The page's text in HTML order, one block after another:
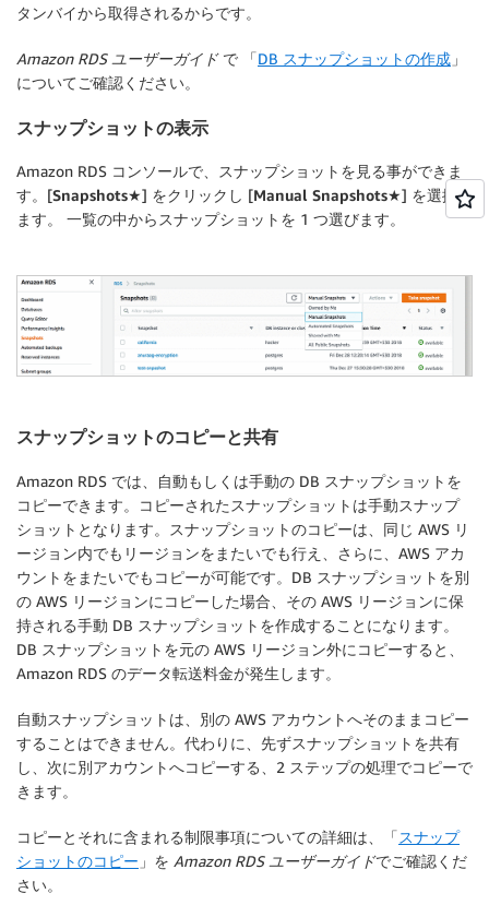
タンバイから取得されるからです。
Amazon RDS ユーザーガイドで 「DB スナップショットの作成 」
についてご確認ください。
スナップショットの表示
Amazon RDS コンソールで、スナップショットを見る事ができま
す。[Snapshots★] をクリックし [Manual Snapshots★] を選択し
ます。 一覧の中からスナップショットを 1 つ選びます。
スナップショットのコピーと共有
Amazon RDS では、自動もしくは手動の DB スナップショットを
コピーできます。コピーされたスナップショットは手動スナップ
ショットとなります。スナップショットのコピーは、同じ AWS リ
ージョン内でもリージョンをまたいでも行え、さらに、AWS アカ
ウントをまたいでもコピーが可能です。DB スナップショットを別
の AWS リージョンにコピーした場合、その AWS リージョンに保
持される手動 DB スナップショットを作成することになります。
DB スナップショットを元の AWS リージョン外にコピーすると、
Amazon RDS のデータ転送料金が発生します。
自動スナップショットは、別の AWS アカウントへそのままコピー
することはできません。代わりに、先ずスナップショットを共有
し、次に別アカウントへコピーする、2 ステップの処理でコピーで
きます。
コピーとそれに含まれる制限事項についての詳細は、「スナップ
ショットのコピー 」を Amazon RDS ユーザーガイドでご確認くだ
さい。